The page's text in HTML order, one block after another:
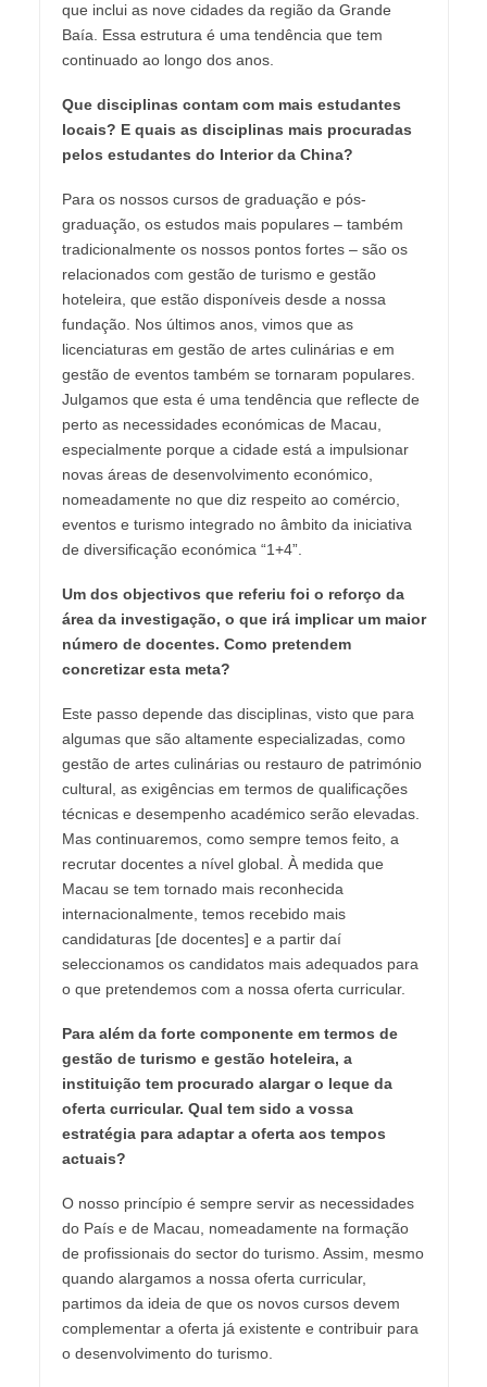
que inclui as nove cidades da região da Grande
Baía. Essa estrutura é uma tendência que tem
continuado ao longo dos anos.
Que disciplinas contam com mais estudantes
locais? E quais as disciplinas mais procuradas
pelos estudantes do Interior da China?
Para os nossos cursos de graduação e pós-
graduação, os estudos mais populares – também
tradicionalmente os nossos pontos fortes – são os
relacionados com gestão de turismo e gestão
hoteleira, que estão disponíveis desde a nossa
fundação. Nos últimos anos, vimos que as
licenciaturas em gestão de artes culinárias e em
gestão de eventos também se tornaram populares.
Julgamos que esta é uma tendência que reflecte de
perto as necessidades económicas de Macau,
especialmente porque a cidade está a impulsionar
novas áreas de desenvolvimento económico,
nomeadamente no que diz respeito ao comércio,
eventos e turismo integrado no âmbito da iniciativa
de diversificação económica “1+4”.
Um dos objectivos que referiu foi o reforço da
área da investigação, o que irá implicar um maior
número de docentes. Como pretendem
concretizar esta meta?
Este passo depende das disciplinas, visto que para
algumas que são altamente especializadas, como
gestão de artes culinárias ou restauro de património
cultural, as exigências em termos de qualificações
técnicas e desempenho académico serão elevadas.
Mas continuaremos, como sempre temos feito, a
recrutar docentes a nível global. À medida que
Macau se tem tornado mais reconhecida
internacionalmente, temos recebido mais
candidaturas [de docentes] e a partir daí
seleccionamos os candidatos mais adequados para
o que pretendemos com a nossa oferta curricular.
Para além da forte componente em termos de
gestão de turismo e gestão hoteleira, a
instituição tem procurado alargar o leque da
oferta curricular. Qual tem sido a vossa
estratégia para adaptar a oferta aos tempos
actuais?
O nosso princípio é sempre servir as necessidades
do País e de Macau, nomeadamente na formação
de profissionais do sector do turismo. Assim, mesmo
quando alargamos a nossa oferta curricular,
partimos da ideia de que os novos cursos devem
complementar a oferta já existente e contribuir para
o desenvolvimento do turismo.